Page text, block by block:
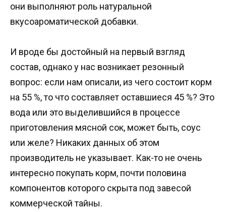
они выполняют роль натуральной
вкусоароматической добавки.
И вроде бы достойный на первый взгляд
состав, однако у нас возникает резонный
вопрос: если нам описали, из чего состоит корм
на 55 %, то что составляет оставшиеся 45 %? Это
вода или это выделившийся в процессе
приготовления мясной сок, может быть, соус
или желе? Никаких данных об этом
производитель не указывает. Как-то не очень
интересно покупать корм, почти половина
компонентов которого скрыта под завесой
коммерческой тайны.